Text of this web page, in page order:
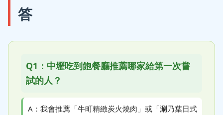
答
Q1：中壢吃到飽餐廳推薦哪家給第一次嘗
試的人？
A：我會推薦「牛町精緻炭火燒肉」或「涮乃葉日式